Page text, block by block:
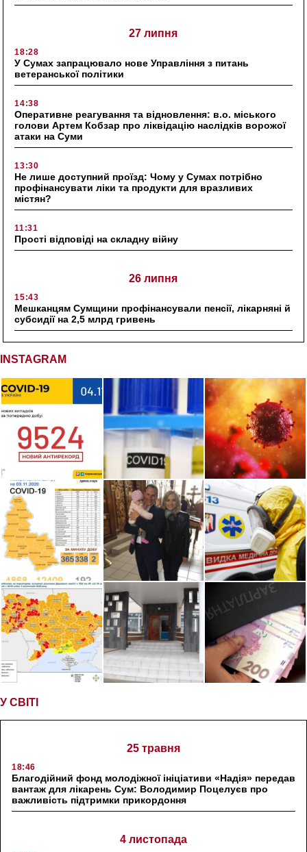
27 липня
18:28
У Сумах запрацювало нове Управління з питань
ветеранської політики
14:38
Оперативне реагування та відновлення: в.о. міського
голови Артем Кобзар про ліквідацію наслідків ворожої
атаки на Суми
13:30
Не лише доступний проїзд: Чому у Сумах потрібно
профінансувати ліки та продукти для вразливих
містян?
11:31
Прості відповіді на складну війну
26 липня
15:43
Мешканцям Сумщини профінансували пенсії, лікарняні й
субсидії на 2,5 млрд гривень
INSTAGRAM
У СВІТІ
25 травня
18:46
Благодійний фонд молодіжної ініціативи «Надія» передав
вантаж для лікарень Сум: Володимир Поцелуєв про
важливість підтримки прикордоння
4 листопада